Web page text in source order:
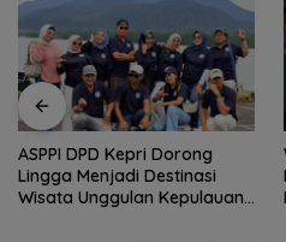
Wagub Nyanyang Salat
Iduladha Bersama
Masyarakat Lingga, Ajak